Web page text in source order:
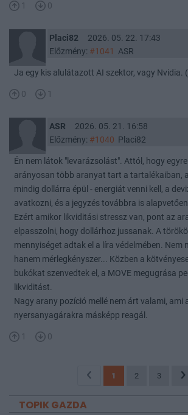
1 0
Placi82
2026. 05. 22. 17:43
Előzmény: #1041 ASR
Ja egy kis alulátazott AI szektor, vagy Nvidia.
0 1
ASR
2026. 05. 21. 16:58
Előzmény: #1040 Placi82
Én nem látok "levarázsolást". Attól, hogy
arányosan több aranyat tart a tartalékaiban,
mindig dollárra épül - energiát venni kell, a
avatkozni, és a jegyzés továbbra is
Ezért amikor likviditási stressz van, pont az
elpasszolni, hogy dollárhoz jussanak. A
mennyiséget adtak el a líra védelmében. Nem
hanem mérlegkényszer... Közben a
bukókat szenvedtek el, a MOVE megugrása
likviditást.
Nagy arany pozíció mellé nem árt valami, ami
nyersanyagárakra másképp reagál.
1 0
1 2 3
TOPIK GAZDA